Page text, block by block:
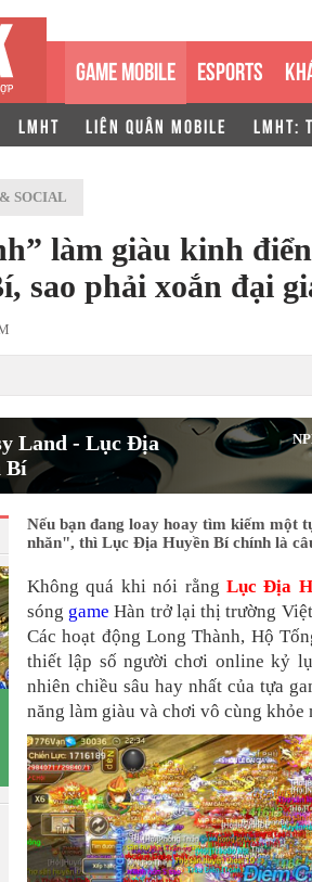
GAME MOBILE ESPORTS
LMHT LIÊN QUÂN MOBILE LMHT:
SOCIAL
làm giàu kinh
sao phải xoắn đại
Land - Lục Địa
Bí
Nếu bạn đang loay hoay tìm kiếm một
nhăn", thì Lục Địa Huyền Bí chính là
Không quá khi nói rằng Lục Địa
sóng game Hàn trở lại thị trường
Các hoạt động Long Thành, Hộ
thiết lập số người chơi online kỷ
nhiên chiều sâu hay nhất của tựa
năng làm giàu và chơi vô cùng khỏe